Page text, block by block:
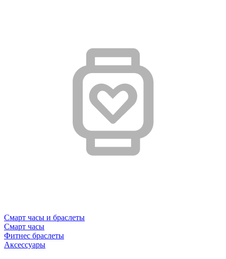
Смарт часы и браслеты
Смарт часы
Фитнес браслеты
Аксессуары